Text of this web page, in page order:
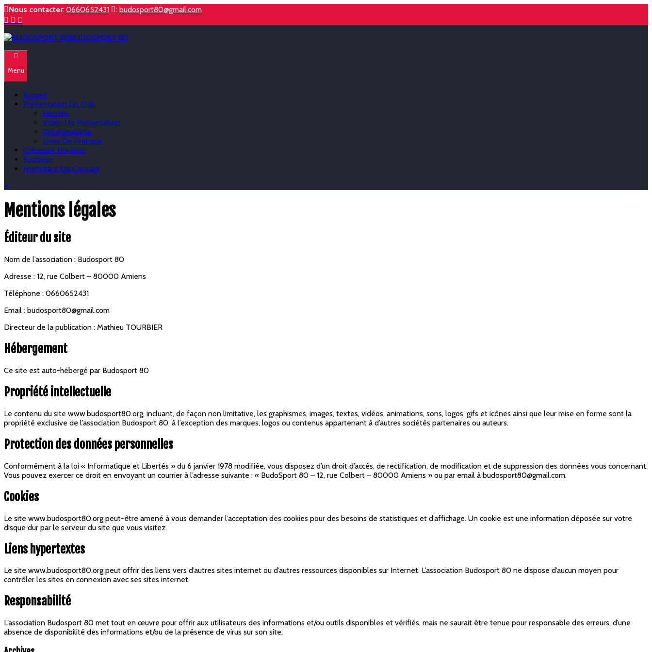
Skip
to
content
Nous contacter: 0660652431 : budosport80@gmail.com
BUDOSPORT 80
Menu
Accueil
Présentation Du Club
Histoire
Vidéo De Présentation
Organigramme
Lieux De Pratique
Créneaux Horaires
Boutique
Formulaire De Contact
x
Mentions légales
Éditeur du site
Nom de l’association : Budosport 80
Adresse : 12, rue Colbert – 80000 Amiens
Téléphone : 0660652431
Email : budosport80@gmail.com
Directeur de la publication : Mathieu TOURBIER
Hébergement
Ce site est auto-hébergé par Budosport 80
Propriété intellectuelle
Le contenu du site www.budosport80.org, incluant, de façon non limitative, les graphismes, images, textes, vidéos, animations, sons, logos, gifs et icônes ainsi que leur mise en forme sont la
propriété exclusive de l’association Budosport 80, à l’exception des marques, logos ou contenus appartenant à d’autres sociétés partenaires ou auteurs.
Protection des données personnelles
Conformément à la loi « Informatique et Libertés » du 6 janvier 1978 modifiée, vous disposez d’un droit d’accès, de rectification, de modification et de suppression des données vous concernant.
Vous pouvez exercer ce droit en envoyant un courrier à l’adresse suivante : « BudoSport 80 – 12, rue Colbert – 80000 Amiens » ou par email à budosport80@gmail.com.
Cookies
Le site www.budosport80.org peut-être amené à vous demander l’acceptation des cookies pour des besoins de statistiques et d’affichage. Un cookie est une information déposée sur votre
disque dur par le serveur du site que vous visitez.
Liens hypertextes
Le site www.budosport80.org peut offrir des liens vers d’autres sites internet ou d’autres ressources disponibles sur Internet. L’association Budosport 80 ne dispose d’aucun moyen pour
contrôler les sites en connexion avec ses sites internet.
Responsabilité
L’association Budosport 80 met tout en œuvre pour offrir aux utilisateurs des informations et/ou outils disponibles et vérifiés, mais ne saurait être tenue pour responsable des erreurs, d’une
absence de disponibilité des informations et/ou de la présence de virus sur son site.